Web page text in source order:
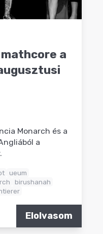
a
Monarch és a
a
ueum
birushanah
Elolvasom